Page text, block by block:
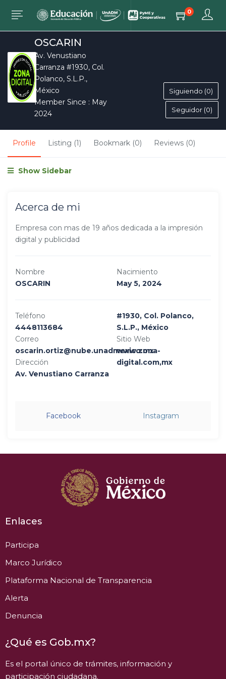
0
OSCARIN
Av. Venustiano
Carranza #1930, Col.
Polanco, S.L.P.,
México
Member Since : May
2024
Siguiendo (0)
Seguidor (0)
Profile Listing (1) Bookmark (0) Reviews (0)
Show Sidebar
Acerca de mi
Empresa con mas de 19 años dedicada a la impresión
digital y publicidad
Nombre
OSCARIN
Nacimiento
May 5, 2024
Teléfono
4448113684
Correo
oscarin.ortiz@nube.unadmexico.mx
Dirección
Av. Venustiano Carranza
#1930, Col. Polanco,
S.L.P., México
Sitio Web
www.zona-
digital.com,mx
Facebook Instagram
Enlaces
Participa
Marco Jurídico
Plataforma Nacional de Transparencia
Alerta
Denuncia
¿Qué es Gob.mx?
Es el portal único de trámites, información y
participación ciudadana.